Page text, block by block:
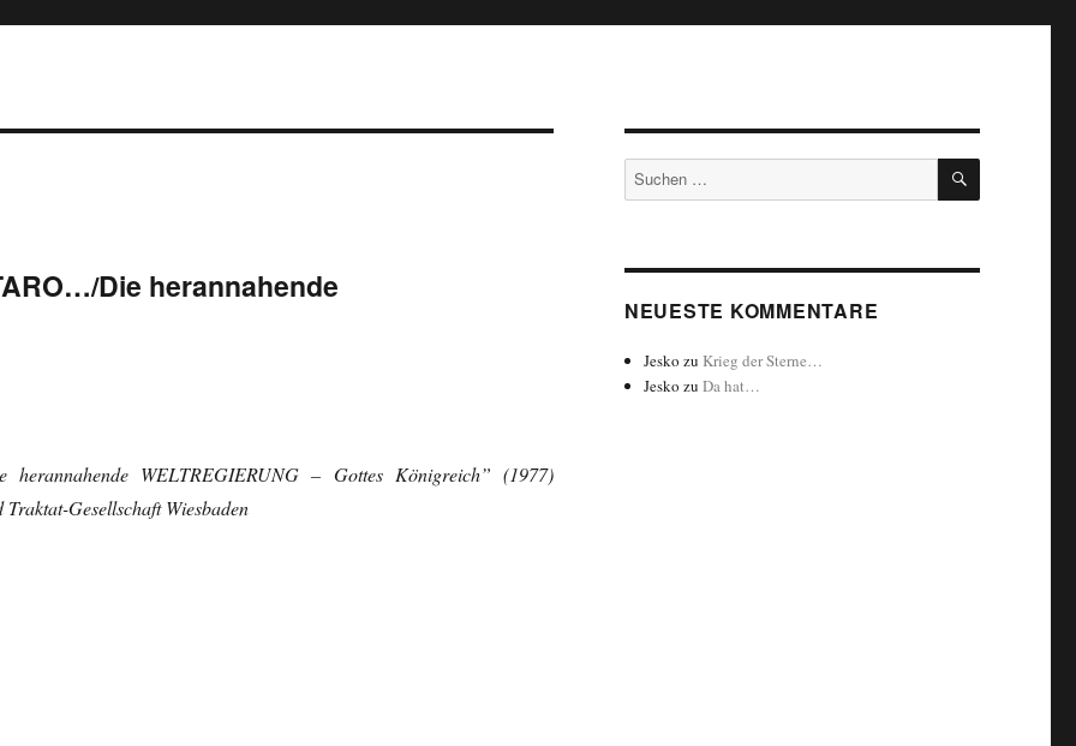
Die herannahende
WELTREGIERUNG – Gottes Königreich” (1977)
Gesellschaft Wiesbaden
Suchen
nach:
SUCHEN
NEUESTE KOMMENTARE
Jesko zu Krieg der Sterne…
Jesko zuDa hat…